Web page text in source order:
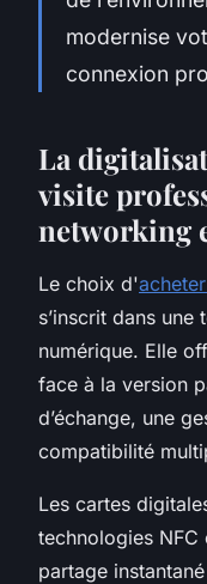
modernise
connexion
La
visite
networking
Le choix d'
s’inscrit dans
numérique. Elle
face à la version
d’échange, une
compatibilité
Les cartes
technologies NFC
partage